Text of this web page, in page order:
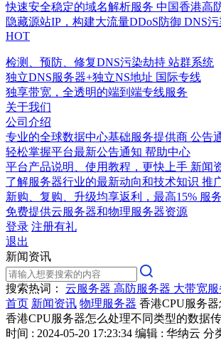
快速安全稳定的域名解析服务 中国香港高
隐藏源站IP，构建大流量DDoS防御 DNS
HOT
检测、预防、修复DNS污染劫持 站群系统
独立DNS服务器+独立NS地址 国际专线
独享带宽，全透明的端到端专线服务
关于我们
公司介绍
专业的全球数据中心基础服务提供商 公告
轻松掌握平台最新公告通知 帮助中心
平台产品说明、使用教程，更快上手 新闻
了解服务器行业的最新动向和技术知识 推
新购、复购、升级均享返利，最高15% 服
免费提供云服务器和物理服务器资源
登录 注册有礼
退出
新闻资讯
搜索热词： 云服务器 高防服务器 大带宽服
首页 新闻资讯 物理服务器 香港CPU服务
香港CPU服务器怎么处理不同类型的数据
时间 : 2024-05-20 17:23:34 编辑 : 华纳云 分